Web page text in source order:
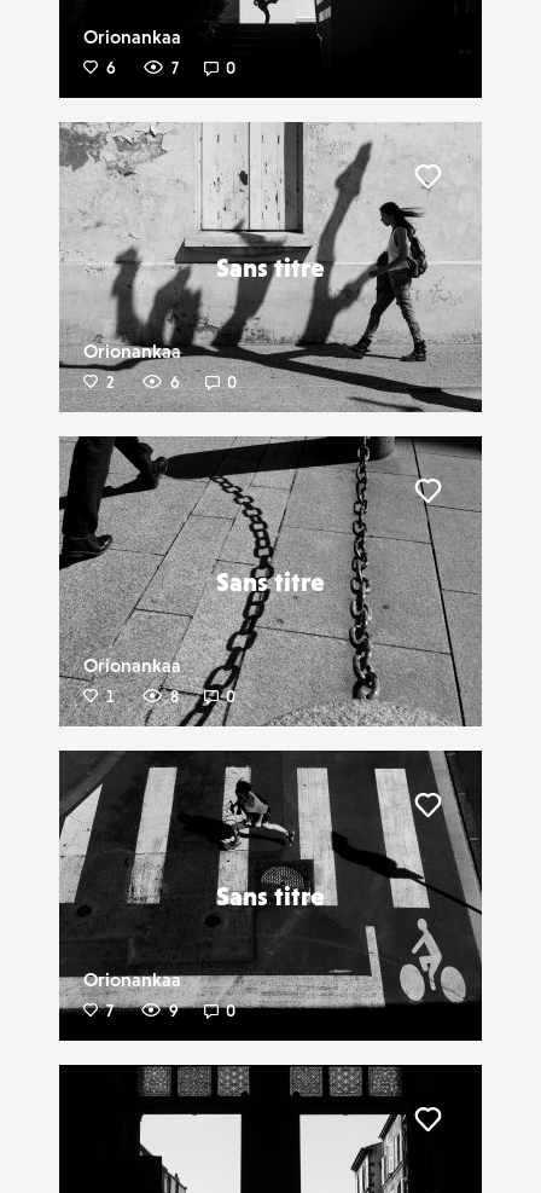
Orionankaa
6 7 0
Sans titre
Orionankaa
2 6 0
Sans titre
Orionankaa
1 8 0
Liker
Sans titre
Orionankaa
7 9 0
Liker